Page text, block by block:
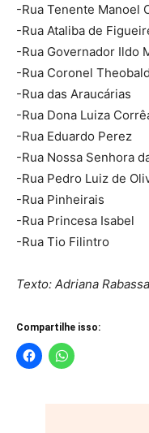
-Rua Tenente Manoel
-Rua Ataliba de
-Rua Governador Ildo
-Rua Coronel
-Rua das Araucárias
-Rua Dona Luiza
-Rua Eduardo Perez
-Rua Nossa Senhora
-Rua Pedro Luiz de
-Rua Pinheirais
-Rua Princesa Isabel
-Rua Tio Filintro
Texto: Adriana
Compartilhe isso: